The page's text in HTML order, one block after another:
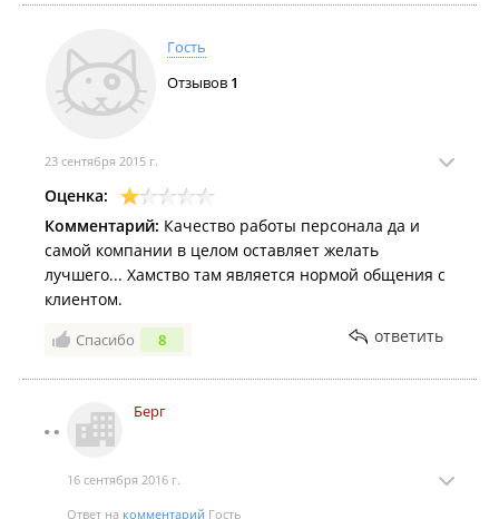
Гость
Отзывов 1
23 сентября 2015 г.
Оценка:
Комментарий: Качество работы персонала да и
самой компании в целом оставляет желать
лучшего... Хамство там является нормой общения с
клиентом.
Спасибо 8 ответить
Берг
16 сентября 2016 г.
Ответ на комментарий Гость